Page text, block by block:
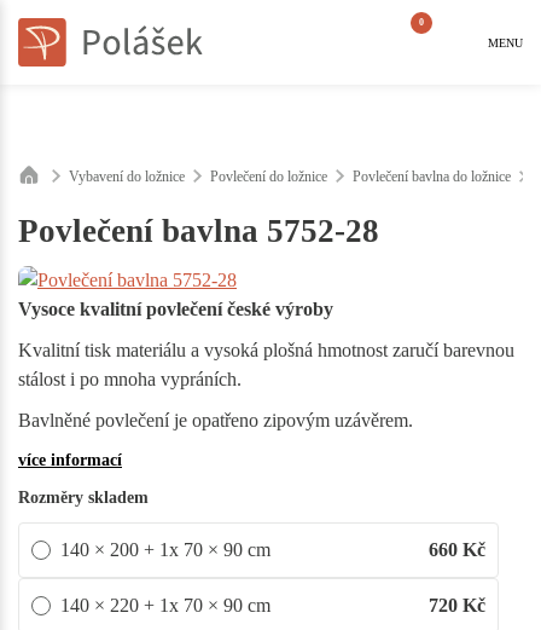
0
MENU
Vybavení do ložnice Povlečení do ložnice Povlečení bavlna do ložnice
Povlečení bavlna 5752-28
Vysoce kvalitní povlečení české výroby
Kvalitní tisk materiálu a vysoká plošná hmotnost zaručí barevnou
stálost i po mnoha vypráních.
Bavlněné povlečení je opatřeno zipovým uzávěrem.
více informací
Rozměry skladem
140 × 200 + 1x 70 × 90 cm 660 Kč
140 × 220 + 1x 70 × 90 cm 720 Kč